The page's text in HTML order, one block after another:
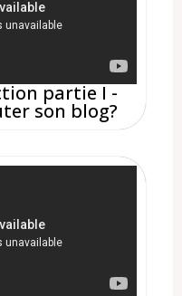
partie I -
son blog?